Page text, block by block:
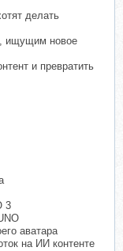
делать
ищущим новое
и превратить
3
аватара
на ИИ контенте